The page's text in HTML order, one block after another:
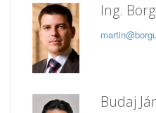
Ing.
Budaj